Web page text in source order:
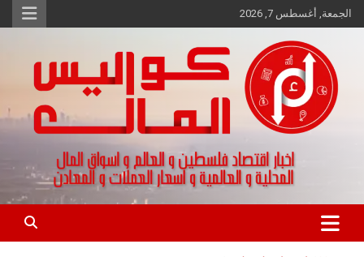
Skip
to
الجمعة, أغسطس 7, 2026
كواليس المال
اخبار اقتصاد فلسطين و العالم و تقارير اسواق المال و العملات